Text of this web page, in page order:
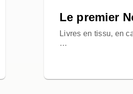
Le premier
Livres en tissu, en
…